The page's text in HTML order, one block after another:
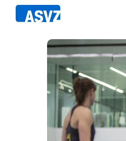
Direkt
zum
Sportfahrplan
Sportarten
Sportanlagen